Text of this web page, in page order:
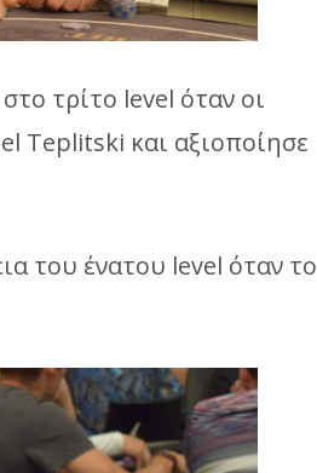
τρίτο level όταν οι
Teplitski και αξιοποίησε
του ένατου level όταν το